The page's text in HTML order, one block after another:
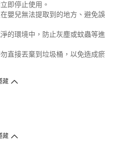
即停止使用。
嬰兒無法提取到的地方、避免誤
的環境中，防止灰塵或蚊蟲等進
直接丟棄到垃圾桶，以免造成瘀
藏
外 ）
藏